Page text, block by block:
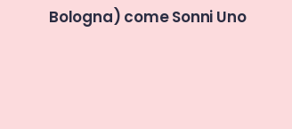
istantanee sul Rap che